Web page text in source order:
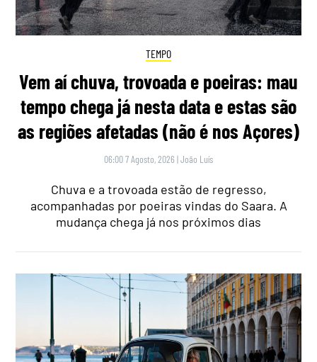
TEMPO
Vem aí chuva, trovoada e poeiras: mau
tempo chega já nesta data e estas são
as regiões afetadas (não é nos Açores)
06:00 7 Agosto, 2026 |João Luís
Chuva e a trovoada estão de regresso,
acompanhadas por poeiras vindas do Saara. A
mudança chega já nos próximos dias